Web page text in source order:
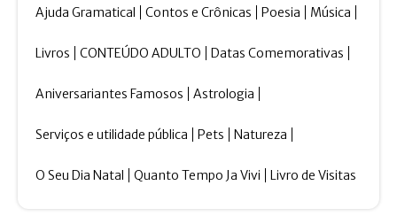
Ajuda Gramatical Contos e Crônicas Poesia Música
Livros CONTEÚDO ADULTO Datas Comemorativas
Aniversariantes Famosos Astrologia
Serviços e utilidade pública Pets Natureza
O Seu Dia Natal Quanto Tempo Ja Vivi Livro de Visitas